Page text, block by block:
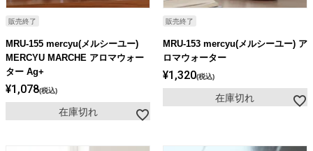
販売終了
MRU-155 mercyu(メルシーユー)
MERCYU MARCHE アロマウォー
ター Ag+
¥1,078 税込
在庫切れ
販売終了
MRU-153 mercyu(メルシーユー) ア
ロマウォーター
¥1,320 税込
在庫切れ